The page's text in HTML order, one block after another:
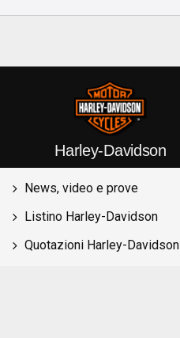
Harley-Davidson
News, video e prove
Listino Harley-Davidson
Quotazioni Harley-Davidson